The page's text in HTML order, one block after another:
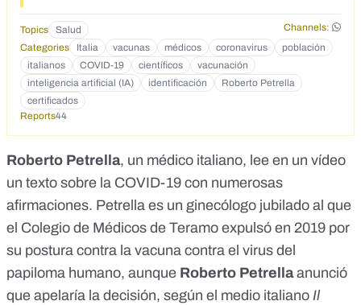
igshid=3iovmjjyibwy">https://www.instagram.com/tv/CD_0w
GTo72a/?igshid=3iovmjjyibwy</a></p> <p>&nbsp;</p>
Topics Salud
Channels:
Categories
Italia vacunas médicos coronavirus
población
italianos
COVID-19 científicos
vacunación
inteligencia artificial (IA)
identificación
Roberto Petrella
certificados
Reports44
Roberto Petrella, un médico italiano, lee en un vídeo
un texto sobre la COVID-19 con numerosas
afirmaciones. Petrella es un ginecólogo jubilado al que
el Colegio de Médicos de Teramo expulsó en 2019 por
su postura contra la vacuna contra el virus del
papiloma humano, aunque Roberto Petrellaanunció
que apelaría la decisión, según el medio italiano Il